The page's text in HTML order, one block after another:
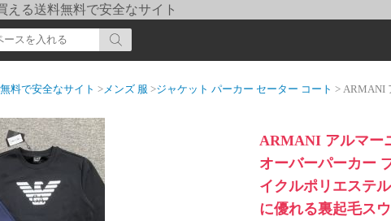
える送料無料で安全なサイト
料で安全なサイト >メンズ 服 >ジャケット パーカー セーター コート > ARMANI アルマーニ 落ち着いた質感
ARMANI アルマー
オーバーパーカー
イクルポリエステ
に優れる裏起毛ス